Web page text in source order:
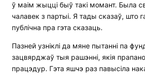
ў маім жыцці быў такі момант. Была
чалавек з партыі. Я тады сказаў, што
публічна пра гэта сказаць.
Пазней узніклі да мяне пытанні па
зацвярджаў тыя рашэнні, якія
працэдур. Гэта яшчэ раз павысіла